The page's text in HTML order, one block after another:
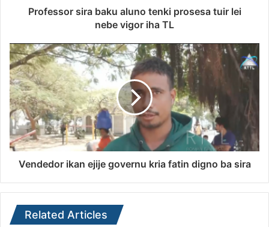
Professor sira baku aluno tenki prosesa tuir lei
nebe vigor iha TL
Vendedor ikan ejije governu kria fatin digno ba sira
Related Articles